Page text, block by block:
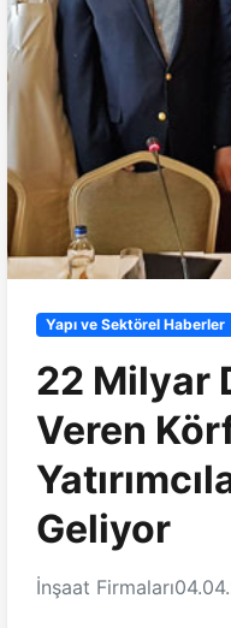
Yapı ve Sektörel Haberler
22 Milyar
Veren
Geliyor
İnşaat Firmaları